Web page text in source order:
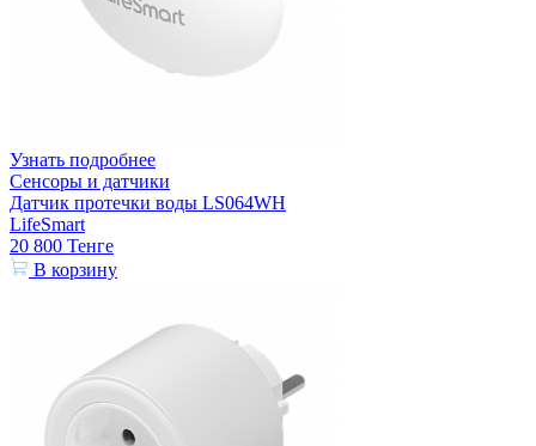
Узнать подробнее
Сенсоры и датчики
Датчик протечки воды LS064WH
LifeSmart
20 800 Тенге
В корзину